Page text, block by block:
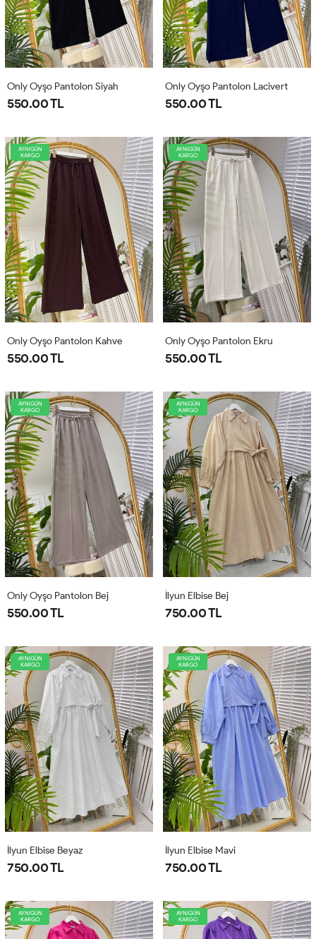
Only Oyşo Pantolon Siyah
550.00 TL
Only Oyşo Pantolon Lacivert
550.00 TL
AYNIGÜN
KARGO
Only Oyşo Pantolon Kahve
550.00 TL
AYNIGÜN
KARGO
Only Oyşo Pantolon Ekru
550.00 TL
AYNIGÜN
KARGO
Only Oyşo Pantolon Bej
550.00 TL
AYNIGÜN
KARGO
İlyun Elbise Bej
750.00 TL
AYNIGÜN
KARGO
İlyun Elbise Beyaz
750.00 TL
AYNIGÜN
KARGO
İlyun Elbise Mavi
750.00 TL
AYNIGÜN
KARGO
AYNIGÜN
KARGO